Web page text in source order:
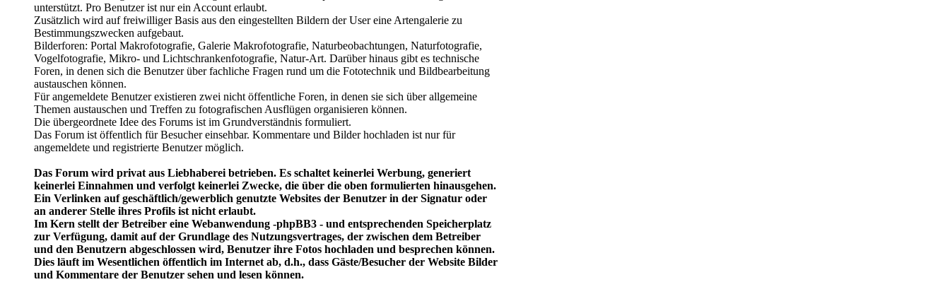
unterstützt. Pro Benutzer ist nur ein Account erlaubt.
Zusätzlich wird auf freiwilliger Basis aus den eingestellten Bildern der User eine Artengalerie zu
Bestimmungszwecken aufgebaut.
Bilderforen: Portal Makrofotografie, Galerie Makrofotografie, Naturbeobachtungen, Naturfotografie,
Vogelfotografie, Mikro- und Lichtschrankenfotografie, Natur-Art. Darüber hinaus gibt es technische
Foren, in denen sich die Benutzer über fachliche Fragen rund um die Fototechnik und Bildbearbeitung
austauschen können.
Für angemeldete Benutzer existieren zwei nicht öffentliche Foren, in denen sie sich über allgemeine
Themen austauschen und Treffen zu fotografischen Ausflügen organisieren können.
Die übergeordnete Idee des Forums ist im Grundverständnis formuliert.
Das Forum ist öffentlich für Besucher einsehbar. Kommentare und Bilder hochladen ist nur für
angemeldete und registrierte Benutzer möglich.
Das Forum wird privat aus Liebhaberei betrieben. Es schaltet keinerlei Werbung, generiert
keinerlei Einnahmen und verfolgt keinerlei Zwecke, die über die oben formulierten hinausgehen.
Ein Verlinken auf geschäftlich/gewerblich genutzte Websites der Benutzer in der Signatur oder
an anderer Stelle ihres Profils ist nicht erlaubt.
Im Kern stellt der Betreiber eine Webanwendung -phpBB3 - und entsprechenden Speicherplatz
zur Verfügung, damit auf der Grundlage des Nutzungsvertrages, der zwischen dem Betreiber
und den Benutzern abgeschlossen wird, Benutzer ihre Fotos hochladen und besprechen können.
Dies läuft im Wesentlichen öffentlich im Internet ab, d.h., dass Gäste/Besucher der Website Bilder
und Kommentare der Benutzer sehen und lesen können.